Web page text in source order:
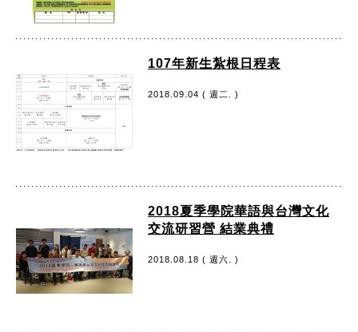
107年新生紮根日程表
2018.09.04 ( 週二. )
2018夏季學院華語與台灣文化
交流研習營 結業典禮
2018.08.18 ( 週六. )